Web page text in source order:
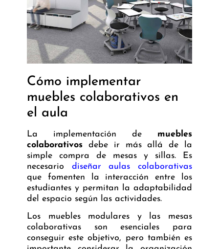
Cómo implementar
muebles colaborativos en
el aula
La implementación de muebles
colaborativos debe ir más allá de la
simple compra de mesas y sillas. Es
necesario diseñar aulas colaborativas
que fomenten la interacción entre los
estudiantes y permitan la adaptabilidad
del espacio según las actividades.
Los muebles modulares y las mesas
colaborativas son esenciales para
conseguir este objetivo, pero también es